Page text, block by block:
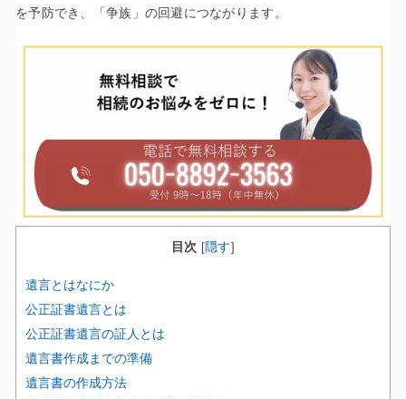
を予防でき、「争族」の回避につながります。
目次 隠す
遺言とはなにか
公正証書遺言とは
公正証書遺言の証人とは
遺言書作成までの準備
遺言書の作成方法